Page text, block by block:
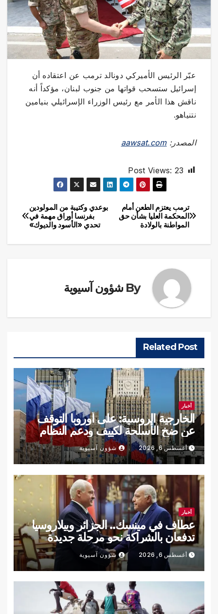
عبّر الرئيس الأميركي دونالد ترمب عن اعتقاده أن
‌إسرائيل ​ستسحب ‌قواتها ‌من جنوب لبنان، مؤكداً أنه
ناقش هذا الأمر مع رئيس الوزراء الإسرائيلي بنيامين
نتنياهو.
المصدر:aawsat.com
Post Views: 23
تصفّح
المقالات
بوعدي وكتيبة من المولودين
بفرنسا أوراق مهمة في
تحدي «الأسود والديوك»
ترمب يعتزم الطعن أمام
المحكمة العليا بشأن حق
المواطنة بالولادة
By شؤون آسيوية
Related Post
أخبار
الخارجية الروسية: على أوروبا التوقف
عن ضخ الأسلحة لكييف ودعم النظام
النازي
أغسطس 6, 2026 شؤون آسيوية
أخبار
عطاف في مينسك.. الجزائر وبيلاروسيا
تدفعان بالشراكة نحو مرحلة جديدة
أغسطس 6, 2026 شؤون آسيوية